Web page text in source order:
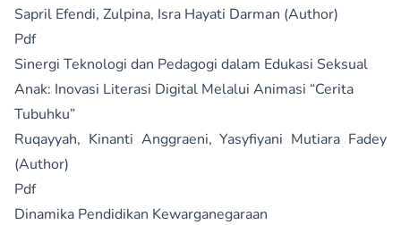
Sapril Efendi, Zulpina, Isra Hayati Darman (Author)
Pdf
Sinergi Teknologi dan Pedagogi dalam Edukasi Seksual
Anak: Inovasi Literasi Digital Melalui Animasi “Cerita
Tubuhku”
Ruqayyah, Kinanti Anggraeni, Yasyfiyani Mutiara Fadey
(Author)
Pdf
Dinamika Pendidikan Kewarganegaraan